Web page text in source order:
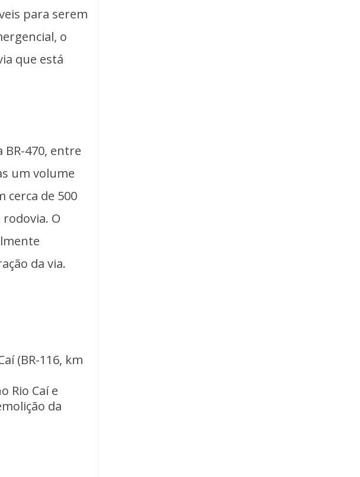
para serem
o
que está
470, entre
um volume
cerca de 500
O
da via.
(BR-116, km
Rio Caí e
da